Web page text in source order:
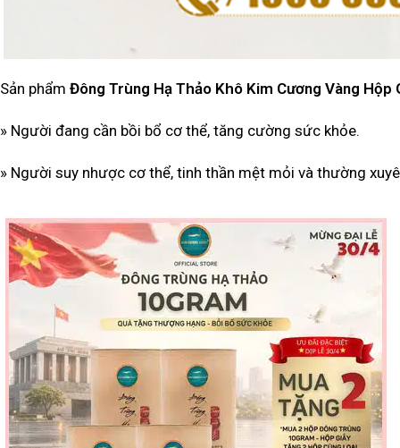
Sản phẩm Đông Trùng Hạ Thảo Khô Kim Cương Vàng Hộp
» Người đang cần bồi bổ cơ thể, tăng cường sức khỏe.
» Người suy nhược cơ thể, tinh thần mệt mỏi và thường